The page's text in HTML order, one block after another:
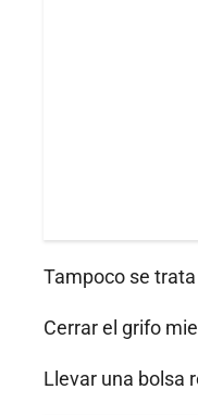
Tampoco se
Cerrar el grifo
Llevar una bolsa